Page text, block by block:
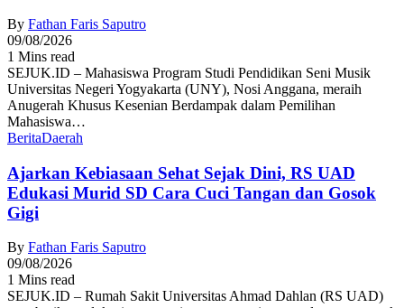
By Fathan Faris Saputro
09/08/2026
1 Mins read
SEJUK.ID – Mahasiswa Program Studi Pendidikan Seni Musik
Universitas Negeri Yogyakarta (UNY), Nosi Anggana, meraih
Anugerah Khusus Kesenian Berdampak dalam Pemilihan
Mahasiswa…
BeritaDaerah
Ajarkan Kebiasaan Sehat Sejak Dini, RS UAD
Edukasi Murid SD Cara Cuci Tangan dan Gosok
Gigi
By Fathan Faris Saputro
09/08/2026
1 Mins read
SEJUK.ID – Rumah Sakit Universitas Ahmad Dahlan (RS UAD)